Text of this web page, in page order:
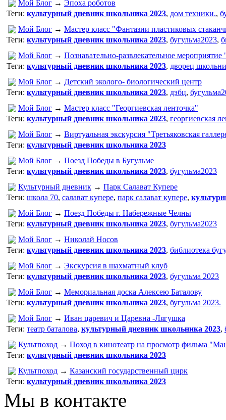
Мой Блог → Эпоха роботов
Теги: культурный дневник школьника 2023, дом техники.,
Мой Блог → Мастер класс "Фантазии пластиковых
Теги: культурный дневник школьника 2023, бугульма2023,
Мой Блог → Познавательно-развлекательное
Теги: культурный дневник школьника 2023, дворец
Мой Блог → Детский эколого- биологический центр
Теги: культурный дневник школьника 2023, дэбц,
Мой Блог → Мастер класс "Георгиевская ленточка"
Теги: культурный дневник школьника 2023, георгиевская
Мой Блог → Виртуальная экскурсия "Третьяковская
Теги: культурный дневник школьника 2023
Мой Блог → Поезд Победы в Бугульме
Теги: культурный дневник школьника 2023, бугульма2023
Культурный дневник → Парк Салават Купере
Теги: школа 70, салават купере, парк салават купере,
Мой Блог → Поезд Победы г. Набережные Челны
Теги: культурный дневник школьника 2023, бугульма2023
Мой Блог → Николай Носов
Теги: культурный дневник школьника 2023, библиотека
Мой Блог → Экскурсия в шахматный клуб
Теги: культурный дневник школьника 2023, бугульма 2023
Мой Блог → Мемориальная доска Алексею Баталову
Теги: культурный дневник школьника 2023, бугульма 2023.
Мой Блог → Иван царевич и Царевна -Лягушка
Теги: театр баталова, культурный дневник школьника 2023,
Культпоход → Поход в кинотеатр на просмотр фильма
Теги: культурный дневник школьника 2023
Культпоход → Казанский государственный цирк
Теги: культурный дневник школьника 2023
Мы в контакте